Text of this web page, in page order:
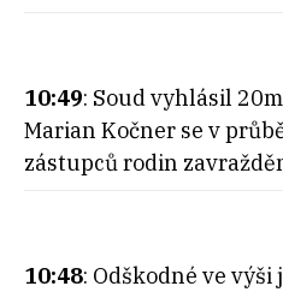
10:49: Soud vyhlásil
Marian Kočner se v
zástupců rodin
10:48: Odškodné ve